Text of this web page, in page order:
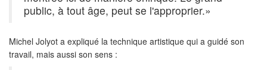
public, à tout âge, peut se l'approprier.»
Michel Jolyot a expliqué la technique artistique qui a guidé son
travail, mais aussi son sens :